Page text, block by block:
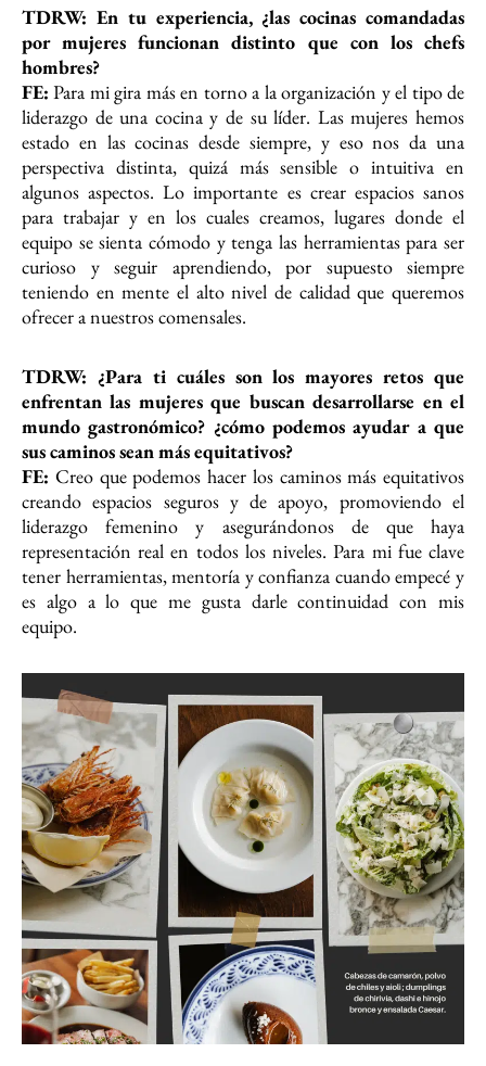
TDRW: En tu experiencia, ¿las cocinas comandadas
por mujeres funcionan distinto que con los chefs
hombres?
FE:Para mi gira más en torno a la organización y el tipo de
liderazgo de una cocina y de su líder. Las mujeres hemos
estado en las cocinas desde siempre, y eso nos da una
perspectiva distinta, quizá más sensible o intuitiva en
algunos aspectos. Lo importante es crear espacios sanos
para trabajar y en los cuales creamos, lugares donde el
equipo se sienta cómodo y tenga las herramientas para ser
curioso y seguir aprendiendo, por supuesto siempre
teniendo en mente el alto nivel de calidad que queremos
ofrecer a nuestros comensales.
TDRW: ¿Para ti cuáles son los mayores retos que
enfrentan las mujeres que buscan desarrollarse en el
mundo gastronómico? ¿cómo podemos ayudar a que
sus caminos sean más equitativos?
FE: Creo que podemos hacer los caminos más equitativos
creando espacios seguros y de apoyo, promoviendo el
liderazgo femenino y asegurándonos de que haya
representación real en todos los niveles. Para mi fue clave
tener herramientas, mentoría y confianza cuando empecé y
es algo a lo que me gusta darle continuidad con mis
equipo.